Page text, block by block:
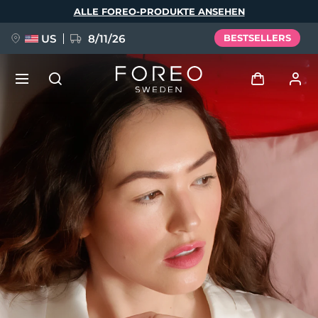
ALLE FOREO-PRODUKTE ANSEHEN
US 8/11/26 BESTSELLERS
Anmelden
Benutzerkonto
Meine Geräte
Meine Bestellungen
Meine Adressen
Meine Abonnements
FAQ™ Pure Beauty-Tech Elixir
BREAKING NEWS
issa™ Teeth Whitening Set
Sprache
English Deutsch
Español
Français
Português
Polski
Svenska
Русский
Türkçe
简体中文 繁體中文